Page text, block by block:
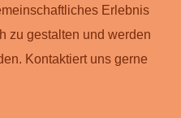
Erlebnis
zu gestalten und werden
Kontaktiert uns gerne